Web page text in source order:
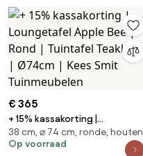
€ 365
+ 15% kassakorting |
Loungetafel Apple Bee | Rond |
Tuintafel Teakhout | Ø74cm |
38 cm, ⌀ 74 cm, ronde, houten
Op voorraad